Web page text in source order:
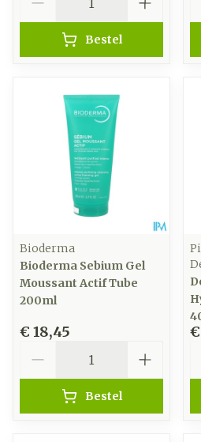
Bestel
Bioderma
Bioderma Sebium Gel
Moussant Actif Tube
200ml
€ 18,45
Bestel